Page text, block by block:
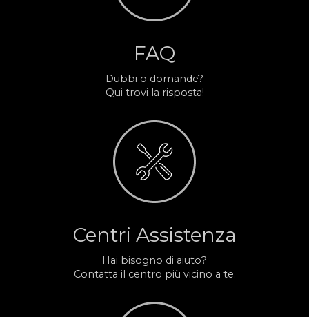
FAQ
Dubbi o domande?
Qui trovi la risposta!
Centri Assistenza
Hai bisogno di aiuto?
Contatta il centro più vicino a te.